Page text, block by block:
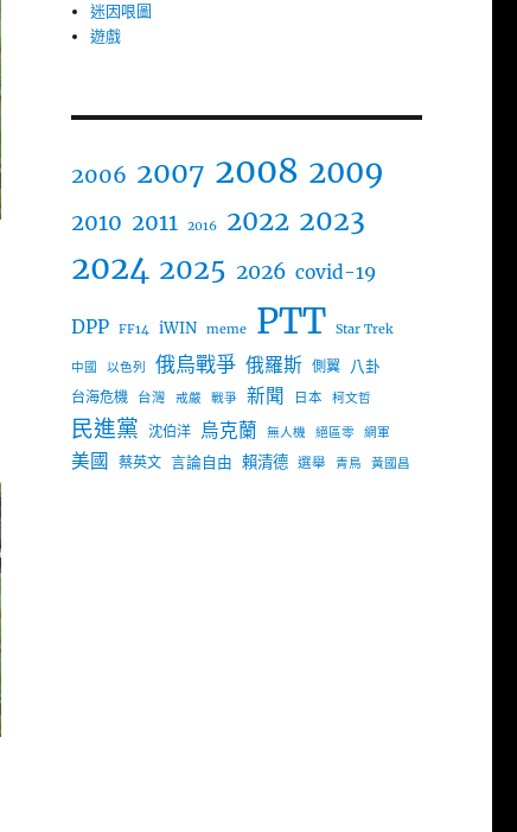
迷因哏圖
遊戲
2006 2007 2008 2009
2010 2011 2016 2022 2023
2024 2025 2026 covid-19
DPP FF14 iWIN meme PTT Star Trek
中國 以色列 俄烏戰爭 俄羅斯 側翼 八卦
台海危機 台灣 戒嚴 戰爭 新聞 日本 柯文哲
民進黨 沈伯洋 烏克蘭 無人機 絕區零 網軍
美國 蔡英文 言論自由 賴清德 選舉 青鳥 黃國昌